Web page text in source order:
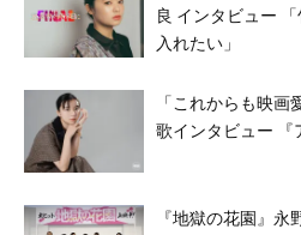
良 インタビュー
入れたい」
「これからも映
歌インタビュー 『
『地獄の花園』